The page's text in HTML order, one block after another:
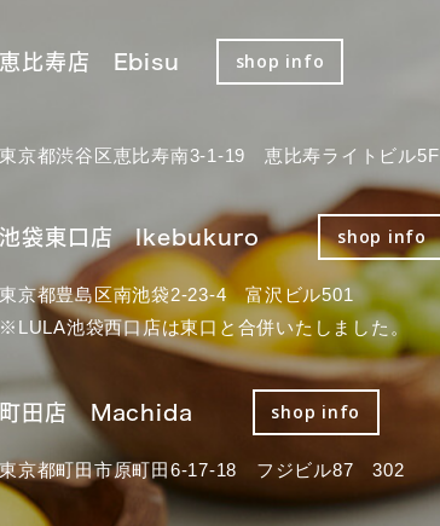
恵比寿店 Ebisu shop info
東京都渋谷区恵比寿南3-1-19 恵比寿ライトビル5F
池袋東口店 Ikebukuro shop info
東京都豊島区南池袋2-23-4 富沢ビル501
※LULA池袋西口店は東口と合併いたしました。
町田店 Machida shop info
東京都町田市原町田6-17-18 フジビル87 302